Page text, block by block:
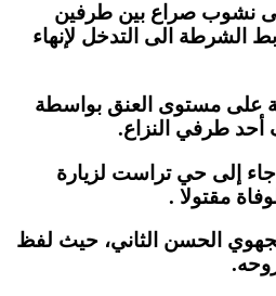
نشوب صراع بين طرفين
الشرطة الى التدخل لإنهاء
على مستوى العنق بواسطة
أحد طرفي النزاع.
إلى حي تراست لزيارة
مقتولا .
الحسن الثاني، حيث لفظ